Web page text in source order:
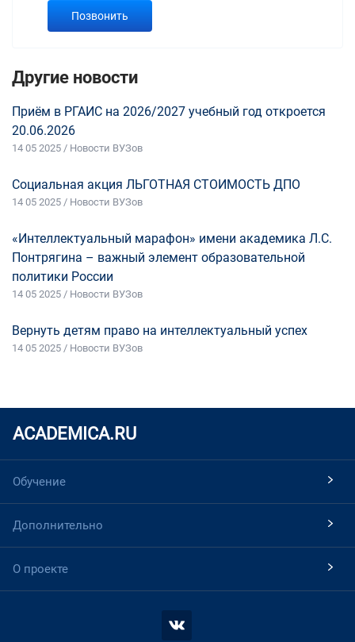
Позвонить
Другие новости
Приём в РГАИС на 2026/2027 учебный год откроется
20.06.2026
14 05 2025 / Новости ВУЗов
Социальная акция ЛЬГОТНАЯ СТОИМОСТЬ ДПО
14 05 2025 / Новости ВУЗов
«Интеллектуальный марафон» имени академика Л.С.
Понтрягина – важный элемент образовательной
политики России
14 05 2025 / Новости ВУЗов
Вернуть детям право на интеллектуальный успех
14 05 2025 / Новости ВУЗов
ACADEMICA.RU
Обучение
Дополнительно
О проекте